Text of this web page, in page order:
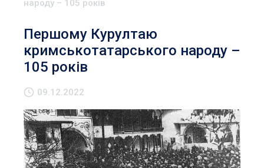
народу – 105 років
Першому Курултаю
кримськотатарського народу –
105 років
09.12.2022